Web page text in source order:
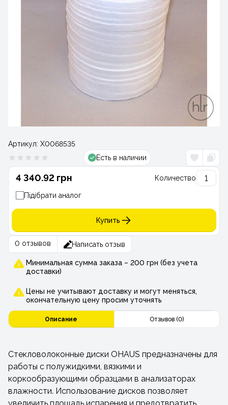
Артикул: Х0068535
Есть в наличии
4 340.92 грн Количество
Підібрати аналог
Купить
0 отзывов Написать отзыв
Минимальная сумма заказа – 200 грн (без учета
доставки)
Цены не учитывают доставку и могут меняться,
окончательную цену просим уточнять
Описание Отзывов (0)
Стекловолоконные диски OHAUS предназначены для
работы с полужидкими, вязкими и
коркообразующими образцами в анализаторах
влажности. Использование дисков позволяет